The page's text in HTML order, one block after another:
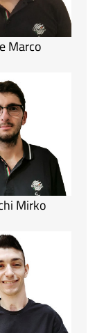
Marco
Mirko